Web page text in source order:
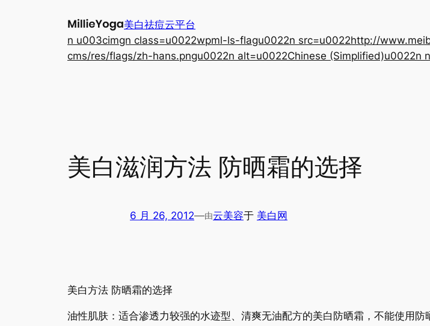
美白祛痘云平台
n u003cimgn class=u0022wpml-ls-flagu0022n src=u0022http://
cms/res/flags/zh-hans.pngu0022n alt=u0022Chinese (Simplified)u0022n
美白滋润方法 防晒霜的选择
6 月 26, 2012—由云美容于 美白网
美白方法 防晒霜的选择
油性肌肤：适合渗透力较强的水迹型、清爽无油配方的美白防晒霜，不能使用防